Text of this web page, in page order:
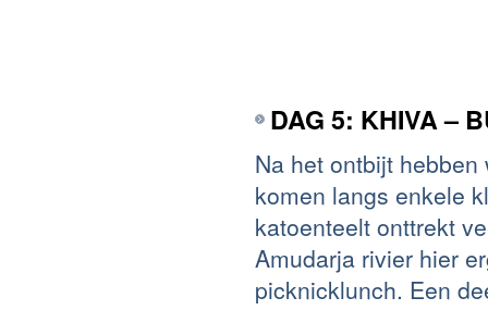
DAG 5: KHIVA –
Na het ontbijt
komen langs enkele
katoenteelt onttrekt
Amudarja rivier hier
picknicklunch. Een